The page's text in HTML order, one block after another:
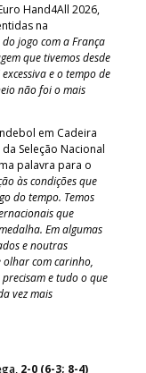
Hand4All 2026,
na
do jogo com a França
que tivemos desde
e o tempo de
não foi o mais
em Cadeira
Seleção Nacional
palavra para o
às condições que
do tempo. Temos
que
Em algumas
e noutras
olhar com carinho,
e tudo o que
vez mais
2-0 (6-3; 8-4)